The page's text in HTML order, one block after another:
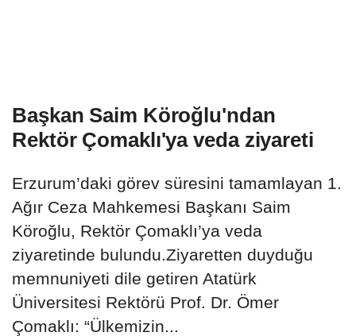
Başkan Saim Köroğlu'ndan
Rektör Çomaklı'ya veda ziyareti
Erzurum’daki görev süresini tamamlayan 1.
Ağır Ceza Mahkemesi Başkanı Saim
Köroğlu, Rektör Çomaklı’ya veda
ziyaretinde bulundu.Ziyaretten duyduğu
memnuniyeti dile getiren Atatürk
Üniversitesi Rektörü Prof. Dr. Ömer
Çomaklı: “Ülkemizin...